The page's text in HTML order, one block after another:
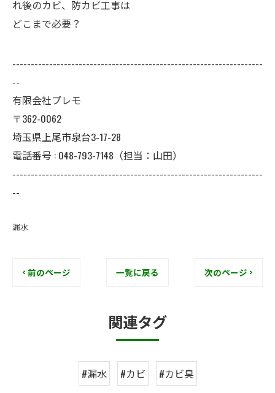
れ後のカビ、防カビ工事は
どこまで必要？
--------------------------------------------------------------------
--
有限会社プレモ
〒362-0062
埼玉県上尾市泉台3-17-28
電話番号 : 048-793-7148（担当：山田）
--------------------------------------------------------------------
--
漏水
< 前のページ 一覧に戻る 次のページ >
関連タグ
#漏水 #カビ #カビ臭